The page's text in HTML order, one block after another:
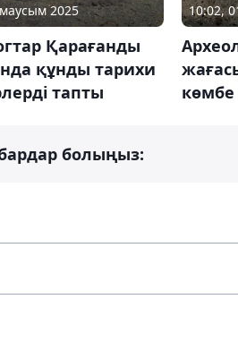
2025
Қарағанды
құнды тарихи
тапты
10:02,
болыңыз: